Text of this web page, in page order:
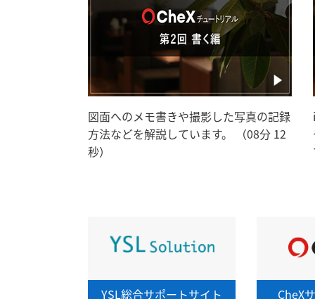
図面へのメモ書きや撮影した写真の記録
方法などを解説しています。 （08分 12
秒）
YSL総合サポートサイト CheX